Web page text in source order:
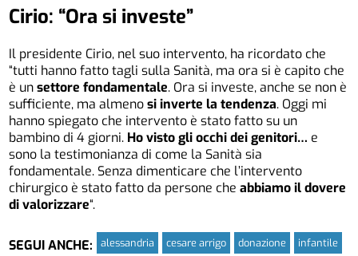
Cirio: “Ora si investe”
Il presidente Cirio, nel suo intervento, ha ricordato che
“tutti hanno fatto tagli sulla Sanità, ma ora si è capito che
è unsettore fondamentale. Ora si investe, anche se non è
sufficiente, ma almenosi inverte la tendenza. Oggi mi
hanno spiegato che intervento è stato fatto su un
bambino di 4 giorni. Ho visto gli occhi dei genitori… e
sono la testimonianza di come la Sanità sia
fondamentale. Senza dimenticare che l’intervento
chirurgico è stato fatto da persone cheabbiamo il dovere
di valorizzare“.
SEGUI ANCHE: alessandria cesare arrigo donazione
infantile